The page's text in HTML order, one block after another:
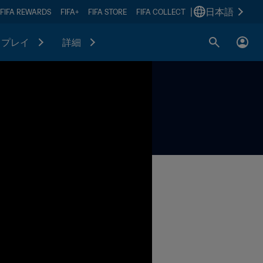
FIFA REWARDS FIFA+ FIFA STORE FIFA COLLECT 日本語
プレイ 詳細